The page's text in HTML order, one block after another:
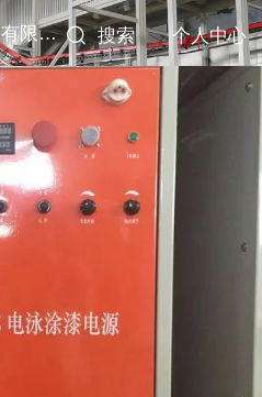
温州星创自动化设备有限公司 搜索 个人中心